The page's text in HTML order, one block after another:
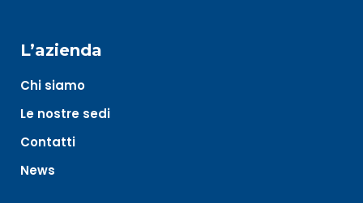
L’azienda
Chi siamo
Le nostre sedi
Contatti
News